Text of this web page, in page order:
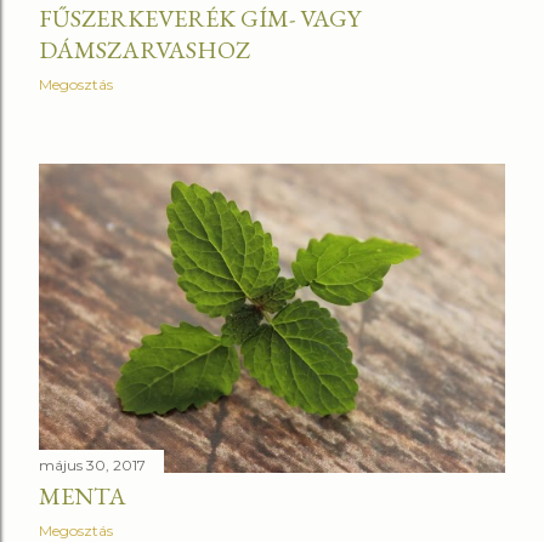
FŰSZERKEVERÉK GÍM- VAGY
DÁMSZARVASHOZ
Megosztás
május 30, 2017
MENTA
Megosztás